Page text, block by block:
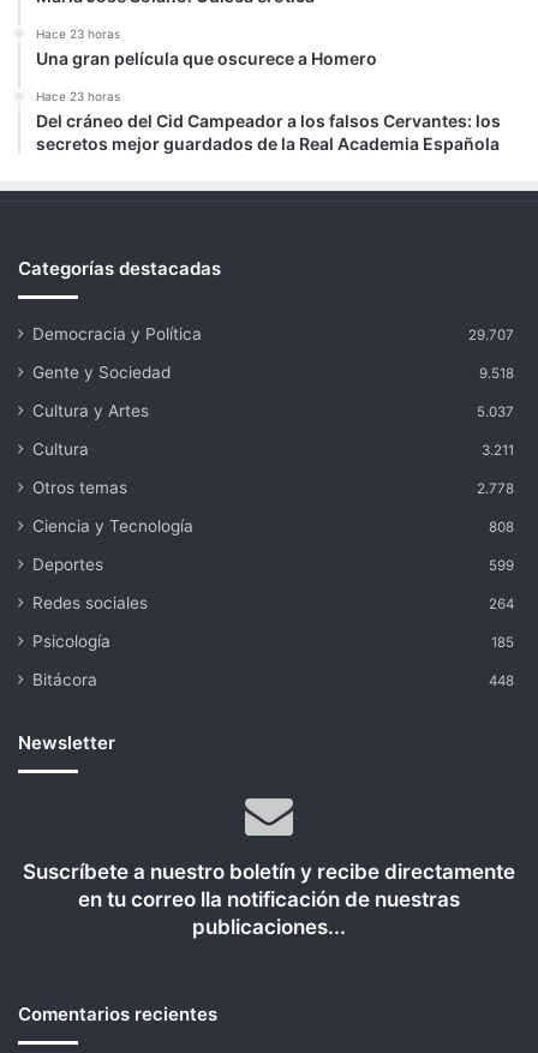
Hace 23 horas
Una gran película que oscurece a Homero
Hace 23 horas
Del cráneo del Cid Campeador a los falsos Cervantes: los
secretos mejor guardados de la Real Academia Española
Categorías destacadas
Democracia y Política 29.707
Gente y Sociedad 9.518
Cultura y Artes 5.037
Cultura 3.211
Otros temas 2.778
Ciencia y Tecnología 808
Deportes 599
Redes sociales 264
Psicología 185
Bitácora 448
Newsletter
Suscríbete a nuestro boletín y recibe directamente
en tu correo lla notificación de nuestras
publicaciones...
Comentarios recientes